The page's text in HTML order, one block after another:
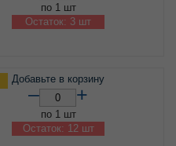
по 1 шт
Остаток: 3 шт
Добавьте в корзину
– +
по 1 шт
Остаток: 12 шт